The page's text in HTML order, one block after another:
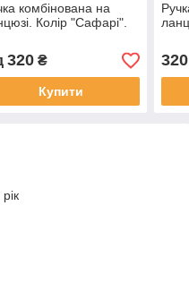
комбінована на
Колір "Сафарі".
320₴
Купити
320